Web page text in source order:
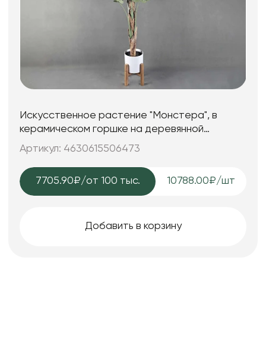
Искусственное растение "Монстера", в
керамическом горшке на деревянной
подставке, 68,5*200 см.
Артикул: 4630615506473
7705.90₽/от 100 тыс. 10788.00₽/шт
Добавить в корзину